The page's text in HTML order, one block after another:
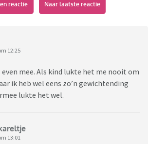
reactie Naar laatste reactie
12:25
even mee. Als kind lukte het me nooit om
ik heb wel eens zo’n gewichtending
lukte het wel.
13:01